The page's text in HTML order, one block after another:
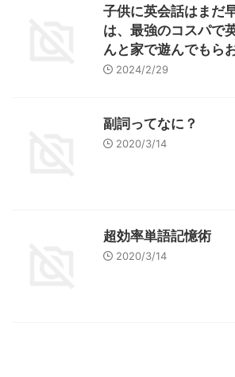
子供に英会話はまだ
は、最強のコスパで
んと家で遊んでもら
2024/2/29
副詞ってなに？
2020/3/14
超効率単語記憶術
2020/3/14